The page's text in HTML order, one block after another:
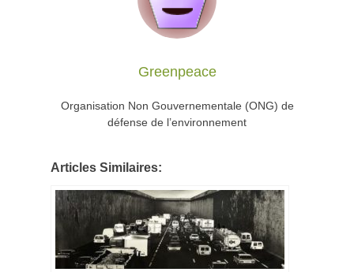
Greenpeace
Organisation Non Gouvernementale (ONG) de
défense de l’environnement
Articles Similaires: